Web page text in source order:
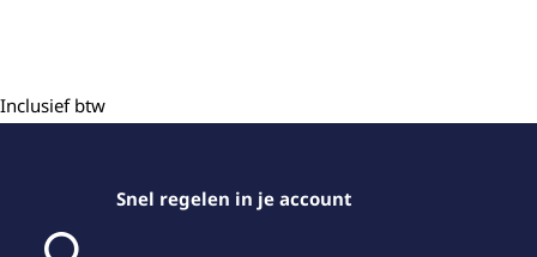
Inclusief btw
Snel regelen in je account